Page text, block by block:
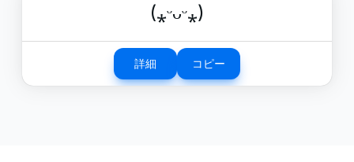
(⁎ᵕᴗᵕ⁎)
詳細 コピー